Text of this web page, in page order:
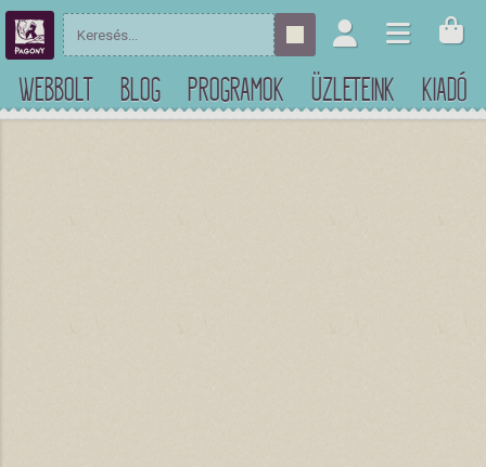
WEBBOLT BLOG PROGRAMOK ÜZLETEINK KIADÓ